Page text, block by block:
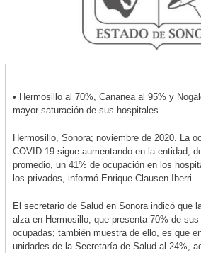
• Hermosillo al 70%, Cananea al 95% y
mayor saturación de sus hospitales
Hermosillo, Sonora; noviembre de 2020. La
COVID-19 sigue aumentando en la entidad,
promedio, un 41% de ocupación en los
los privados, informó Enrique Clausen Iberri.
El secretario de Salud en Sonora indicó que
alza en Hermosillo, que presenta 70% de
ocupadas; también muestra de ello, es que
unidades de la Secretaría de Salud al 24%,